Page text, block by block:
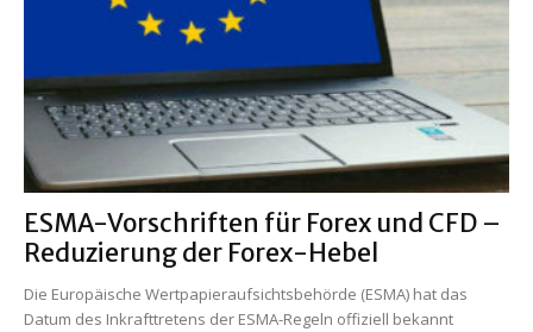
ESMA-Vorschriften für Forex und CFD –
Reduzierung der Forex-Hebel
Die Europäische Wertpapieraufsichtsbehörde (ESMA) hat das
Datum des Inkrafttretens der ESMA-Regeln offiziell bekannt